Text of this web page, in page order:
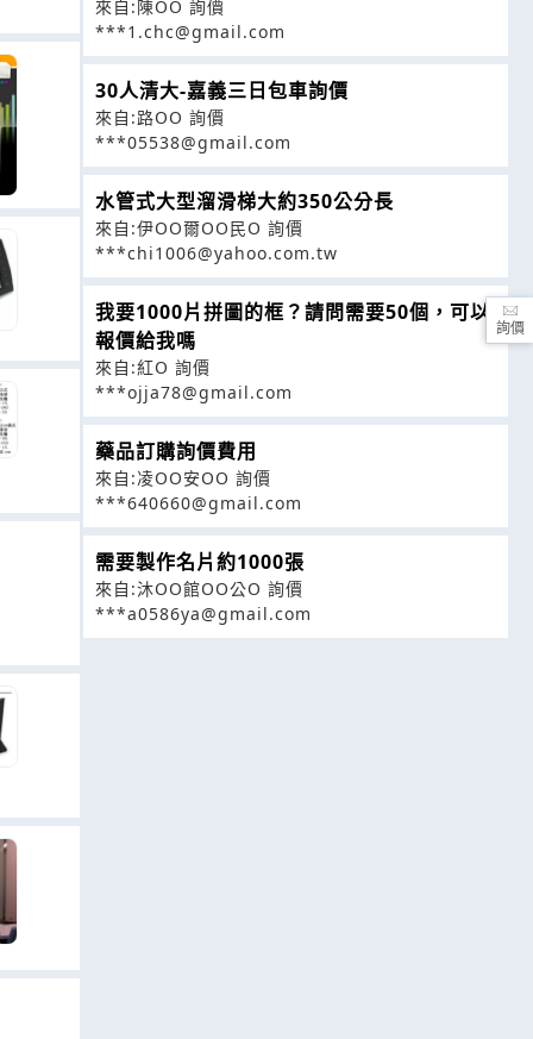
來自:陳OO 詢價
***1.chc@gmail.com
30人清大-嘉義三日包車詢價
來自:路OO 詢價
***05538@gmail.com
水管式大型溜滑梯大約350公分長
來自:伊OO爾OO民O 詢價
***chi1006@yahoo.com.tw
我要1000片拼圖的框？請問需要50個，可以
報價給我嗎
來自:紅O 詢價
***ojja78@gmail.com
藥品訂購詢價費用
來自:凌OO安OO 詢價
***640660@gmail.com
需要製作名片約1000張
來自:沐OO館OO公O 詢價
***a0586ya@gmail.com
詢價